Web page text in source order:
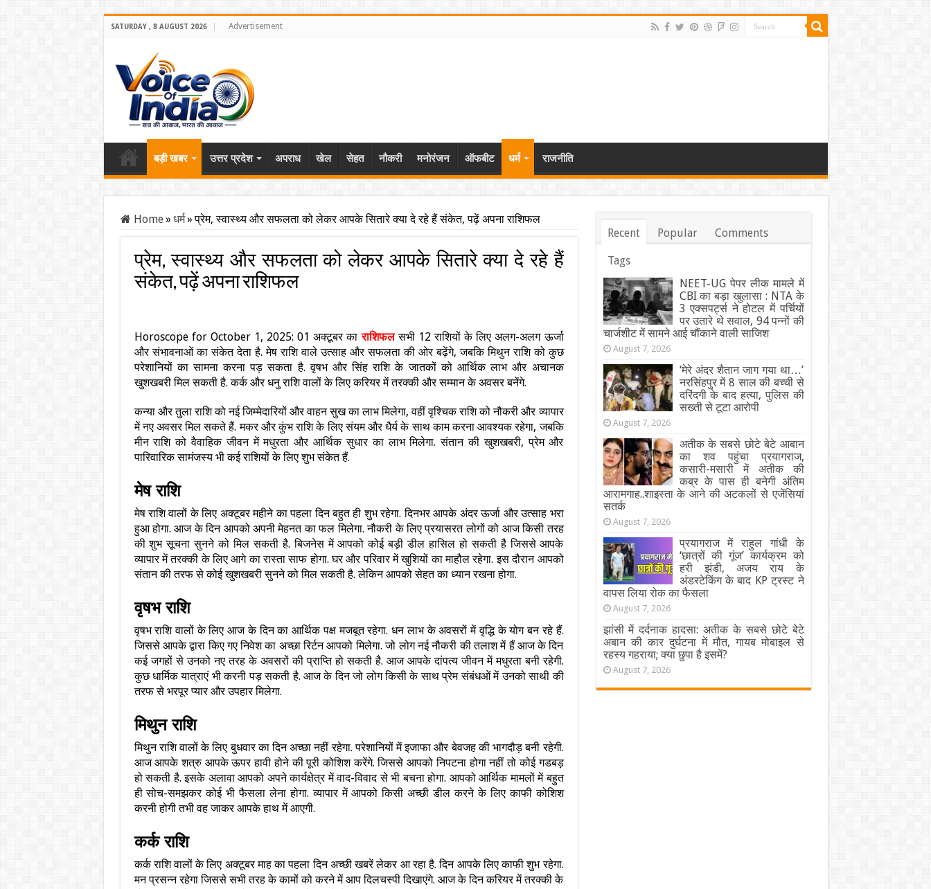
SATURDAY , 8 AUGUST 2026 Advertisement
बड़ी खबर उत्तर प्रदेश अपराध खेल सेहत नौकरी मनोरंजन ऑफबीट धर्म राजनीति
Home» धर्म»प्रेम, स्वास्थ्य और सफलता को लेकर आपके सितारे क्या दे रहे हैं संकेत, पढ़ें अपना राशिफल
प्रेम, स्वास्थ्य और सफलता को लेकर आपके सितारे क्या दे रहे हैं
संकेत, पढ़ें अपना राशिफल
Horoscope for October 1, 2025: 01 अक्टूबर काराशिफलसभी 12 राशियों के लिए अलग-अलग ऊर्जा
और संभावनाओं का संकेत देता है. मेष राशि वाले उत्साह और सफलता की ओर बढ़ेंगे, जबकि मिथुन राशि को कुछ
परेशानियों का सामना करना पड़ सकता है. वृषभ और सिंह राशि के जातकों को आर्थिक लाभ और अचानक
खुशखबरी मिल सकती है. कर्क और धनु राशि वालों के लिए करियर में तरक्की और सम्मान के अवसर बनेंगे.
कन्या और तुला राशि को नई जिम्मेदारियों और वाहन सुख का लाभ मिलेगा, वहीं वृश्चिक राशि को नौकरी और व्यापार
में नए अवसर मिल सकते हैं. मकर और कुंभ राशि के लिए संयम और धैर्य के साथ काम करना आवश्यक रहेगा, जबकि
मीन राशि को वैवाहिक जीवन में मधुरता और आर्थिक सुधार का लाभ मिलेगा. संतान की खुशखबरी, प्रेम और
पारिवारिक सामंजस्य भी कई राशियों के लिए शुभ संकेत हैं.
मेष राशि
मेष राशि वालों के लिए अक्टूबर महीने का पहला दिन बहुत ही शुभ रहेगा. दिनभर आपके अंदर ऊर्जा और उत्साह भरा
हुआ होगा. आज के दिन आपको अपनी मेहनत का फल मिलेगा. नौकरी के लिए प्रयासरत लोगों को आज किसी तरह
की शुभ सूचना सुनने को मिल सकती है. बिजनेस में आपको कोई बड़ी डील हासिल हो सकती है जिससे आपके
व्यापार में तरक्की के लिए आगे का रास्ता साफ होगा. घर और परिवार में खुशियों का माहौल रहेगा. इस दौरान आपको
संतान की तरफ से कोई खुशखबरी सुनने को मिल सकती है. लेकिन आपको सेहत का ध्यान रखना होगा.
वृषभ राशि
वृषभ राशि वालों के लिए आज के दिन का आर्थिक पक्ष मजबूत रहेगा. धन लाभ के अवसरों में वृद्धि के योग बन रहे हैं.
जिससे आपके द्वारा किए गए निवेश का अच्छा रिर्टन आपको मिलेगा. जो लोग नई नौकरी की तलाश में हैं आज के दिन
कई जगहों से उनको नए तरह के अवसरों की प्राप्ति हो सकती है. आज आपके दांपत्य जीवन में मधुरता बनी रहेगी.
कुछ धार्मिक यात्राएं भी करनी पड़ सकती है. आज के दिन जो लोग किसी के साथ प्रेम संबंधओं में उनको साथी की
तरफ से भरपूर प्यार और उपहार मिलेगा.
मिथुन राशि
मिथुन राशि वालों के लिए बुधवार का दिन अच्छा नहीं रहेगा. परेशानियों में इजाफा और बेवजह की भागदौड़ बनी रहेगी.
आज आपके शत्रु आपके ऊपर हावी होने की पूरी कोशिश करेंगे. जिससे आपको निपटना होगा नहीं तो कोई गडबड़
हो सकती है. इसके अलावा आपको अपने कार्यक्षेत्र में वाद-विवाद से भी बचना होगा. आपको आर्थिक मामलों में बहुत
ही सोच-समझकर कोई भी फैसला लेना होगा. व्यापार में आपको किसी अच्छी डील करने के लिए काफी कोशिश
करनी होगी तभी वह जाकर आपके हाथ में आएगी.
कर्क राशि
कर्क राशि वालों के लिए अक्टूबर माह का पहला दिन अच्छी खबरें लेकर आ रहा है. दिन आपके लिए काफी शुभ रहेगा.
मन प्रसन्न रहेगा जिससे सभी तरह के कामों को करने में आप दिलचस्पी दिखाएंगे. आज के दिन करियर में तरक्की के
Recent Popular Comments
Tags
NEET-UG पेपर लीक मामले में
CBI का बड़ा खुलासा : NTA के
3 एक्सपर्ट्स ने होटल में पर्चियों
पर उतारे थे सवाल, 94 पन्नों की
चार्जशीट में सामने आई चौंकाने वाली साजिश
August 7, 2026
‘मेरे अंदर शैतान जाग गया था…’
नरसिंहपुर में 8 साल की बच्ची से
दरिंदगी के बाद हत्या, पुलिस की
सख्ती से टूटा आरोपी
August 7, 2026
अतीक के सबसे छोटे बेटे आबान
का शव पहुंचा प्रयागराज,
कसारी-मसारी में अतीक की
कब्र के पास ही बनेगी अंतिम
आरामगाह..शाइस्ता के आने की अटकलों से एजेंसियां
सतर्क
August 7, 2026
प्रयागराज में राहुल गांधी के
‘छात्रों की गूंज’ कार्यक्रम को
हरी झंडी, अजय राय के
अंडरटेकिंग के बाद KP ट्रस्ट ने
वापस लिया रोक का फैसला
August 7, 2026
झांसी में दर्दनाक हादसा: अतीक के सबसे छोटे बेटे
अबान की कार दुर्घटना में मौत, गायब मोबाइल से
रहस्य गहराया; क्या छुपा है इसमें?
August 7, 2026